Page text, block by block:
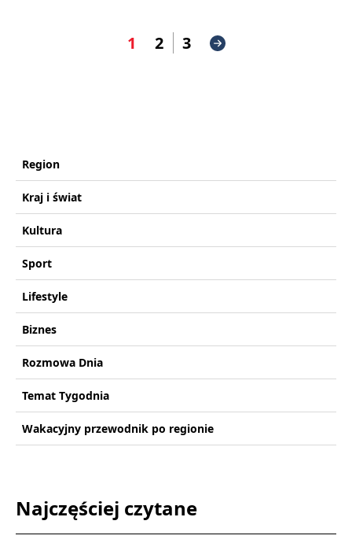
1 2 3
Region
Kraj i świat
Kultura
Sport
Lifestyle
Biznes
Rozmowa Dnia
Temat Tygodnia
Wakacyjny przewodnik po regionie
Najczęściej czytane